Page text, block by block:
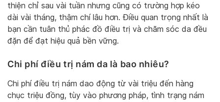
thiện chỉ sau vài tuần nhưng cũng có trường hợp kéo
dài vài tháng, thậm chí lâu hơn. Điều quan trọng nhất là
bạn cần tuân thủ phác đồ điều trị và chăm sóc da đều
đặn để đạt hiệu quả bền vững.
Chi phí điều trị nám da là bao nhiêu?
Chi phí điều trị nám dao động từ vài triệu đến hàng
chục triệu đồng, tùy vào phương pháp, tình trạng nám